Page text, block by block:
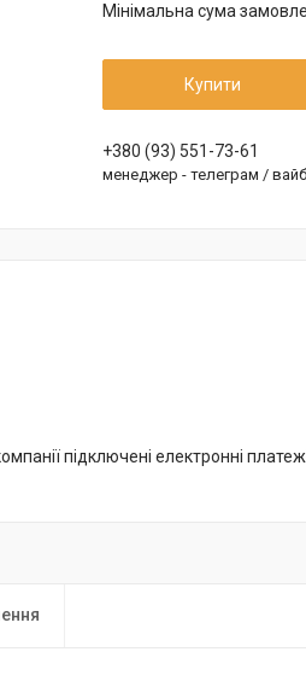
Мінімальна сума
Купити
+380 (93) 551-73-61
менеджер - телеграм /
підключені електронні